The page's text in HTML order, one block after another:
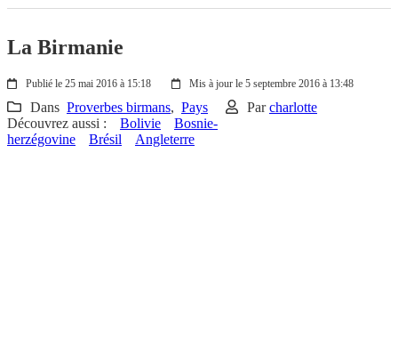
La Birmanie
Publié le 25 mai 2016 à 15:18 Mis à jour le 5 septembre 2016 à 13:48
Dans Proverbes birmans, Pays Parcharlotte
Découvrez aussi :
Bolivie
Bosnie-
herzégovine
Brésil Angleterre